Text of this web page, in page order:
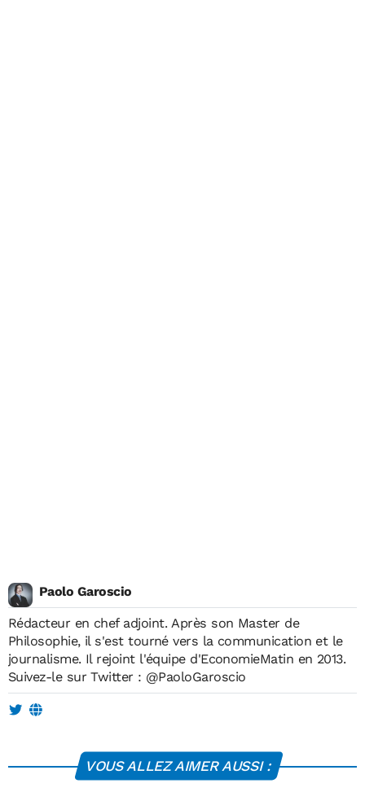
Paolo Garoscio
Rédacteur en chef adjoint. Après son Master de
Philosophie, il s'est tourné vers la communication et le
journalisme. Il rejoint l'équipe d'EconomieMatin en 2013.
Suivez-le sur Twitter : @PaoloGaroscio
VOUS ALLEZ AIMER AUSSI :